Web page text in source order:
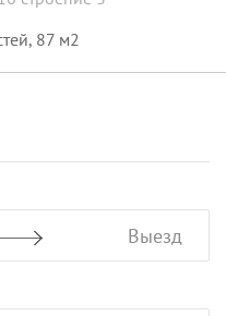
87 м2
Выезд